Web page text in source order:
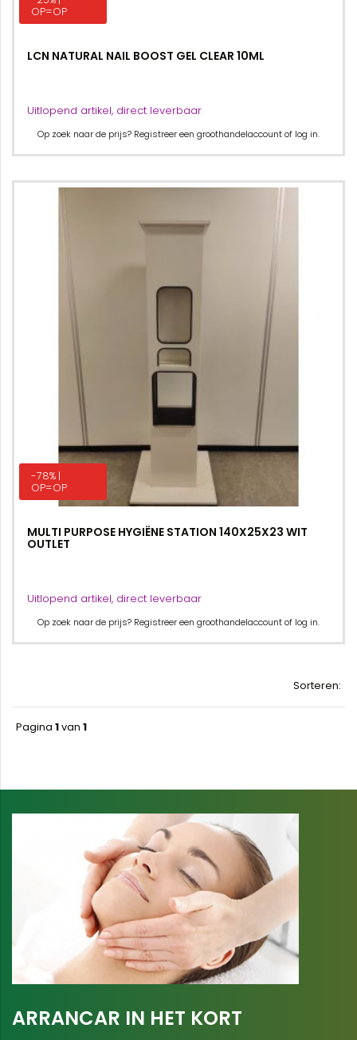
OP=OP
LCN NATURAL NAIL BOOST GEL CLEAR 10ML
Uitlopend artikel, direct leverbaar
Op zoek naar de prijs? Registreer een groothandelaccount of log in.
-78% |
OP=OP
MULTI PURPOSE HYGIËNE STATION 140X25X23 WIT
OUTLET
Uitlopend artikel, direct leverbaar
Op zoek naar de prijs? Registreer een groothandelaccount of log in.
Sorteren:
Pagina 1van 1
ARRANCAR IN HET KORT